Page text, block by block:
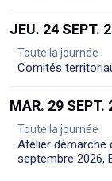
JEU. 24 SEPT.
Toute la journée
Comités
MAR. 29 SEPT.
Toute la journée
Atelier démarche
septembre 2026,